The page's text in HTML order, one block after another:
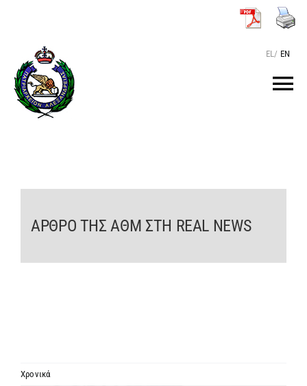
περιεχόμενο
EL/ EN
ΤΟ ΠΑΤΡΙΑΡΧΕΙΟ
ΑΡΘΡΟ ΤΗΣ ΑΘΜ ΣΤΗ REAL NEWS
Χρονικά